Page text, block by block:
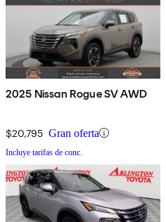
2025 Nissan Rogue SV AWD
$20,795 Gran oferta
Incluye tarifas de conc.